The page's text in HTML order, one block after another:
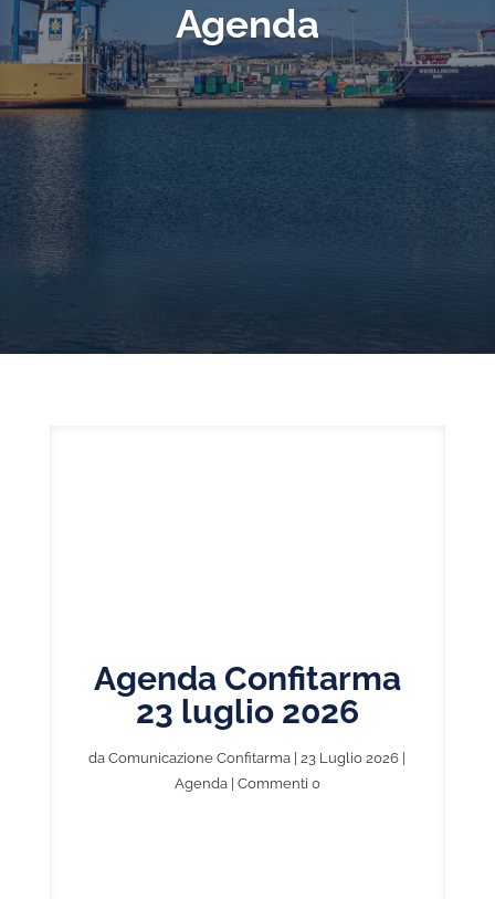
Agenda
Agenda Confitarma
23 luglio 2026
daComunicazione Confitarma |23 Luglio 2026
Agenda| Commenti 0